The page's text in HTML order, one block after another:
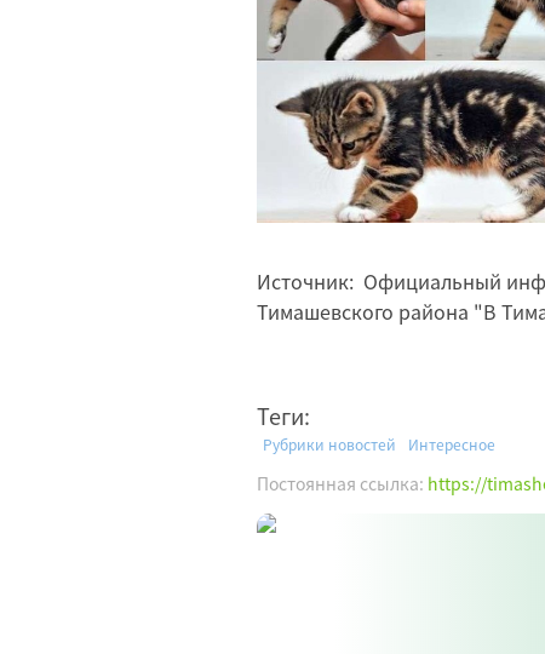
Источник: Официальный
Тимашевского района "В
Теги:
Рубрики новостей Интересное
Постоянная ссылка: https://